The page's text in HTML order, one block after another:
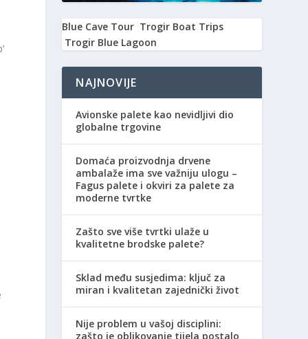
Blue Cave Tour Trogir Boat Trips
Trogir Blue Lagoon
NAJNOVIJE
Avionske palete kao nevidljivi dio
globalne trgovine
Domaća proizvodnja drvene
ambalaže ima sve važniju ulogu –
Fagus palete i okviri za palete za
moderne tvrtke
Zašto sve više tvrtki ulaže u
kvalitetne brodske palete?
Sklad među susjedima: ključ za
miran i kvalitetan zajednički život
Nije problem u vašoj disciplini:
zašto je oblikovanje tijela postalo